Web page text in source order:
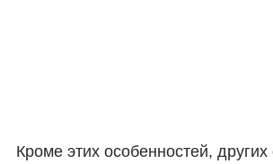
Кроме этих особенностей, других